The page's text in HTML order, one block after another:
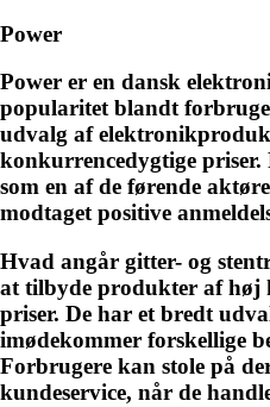
Power
Power er en dansk
popularitet blandt
udvalg af
konkurrencedygtige priser.
som en af de førende
modtaget positive
Hvad angår gitter- og
at tilbyde produkter af høj
priser. De har et bredt
imødekommer forskellige
Forbrugere kan stole på
kundeservice, når de